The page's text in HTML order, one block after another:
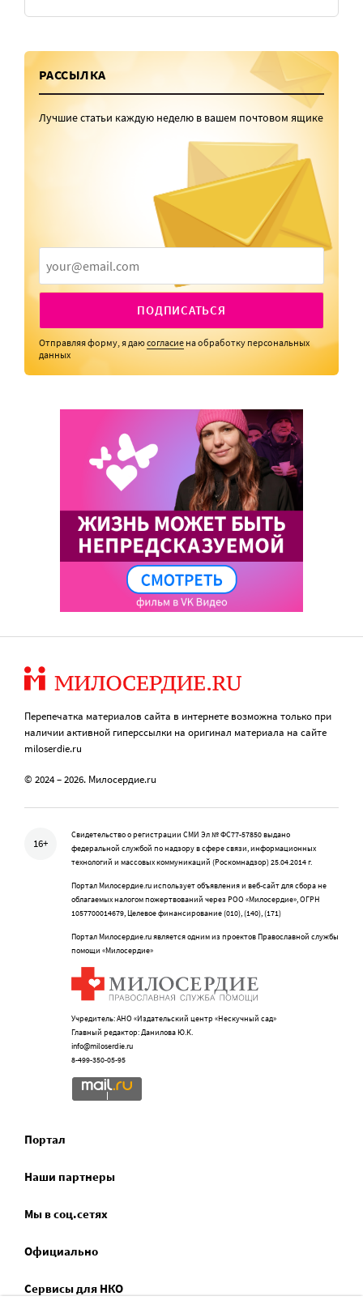
РАССЫЛКА
Лучшие статьи каждую неделю в вашем почтовом ящике
ПОДПИСАТЬСЯ
Отправляя форму, я даюсогласие на обработку персональных
данных
Перепечатка материалов сайта в интернете возможна только при
наличии активной гиперссылки на оригинал материала на сайте
miloserdie.ru
© 2024 – 2026. Милосердие.ru
16+
Свидетельство о регистрации СМИ Эл № ФС77-57850 выдано
федеральной службой по надзору в сфере связи, информационных
технологий и массовых коммуникаций (Роскомнадзор) 25.04.2014 г.
Портал Милосердие.ru использует объявления и веб-сайт для сбора не
облагаемых налогом пожертвований через РОО «Милосердие», ОГРН
1057700014679, Целевое финансирование (010), (140), (171)
Портал Милосердие.ru является одним из проектов Православной службы
помощи «Милосердие»
Учредитель: АНО «Издательский центр «Нескучный сад»
Главный редактор: Данилова Ю.К.
info@miloserdie.ru
8-499-350-05-95
Портал
Наши партнеры
Мы в соц.сетях
Официально
Сервисы для НКО